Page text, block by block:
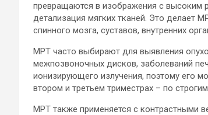
превращаются в изображения с высоким
детализация мягких тканей. Это делает
спинного мозга, суставов, внутренних
МРТ часто выбирают для выявления
межпозвоночных дисков, заболеваний
ионизирующего излучения, поэтому его
втором и третьем триместрах – по
МРТ также применяется с контрастными